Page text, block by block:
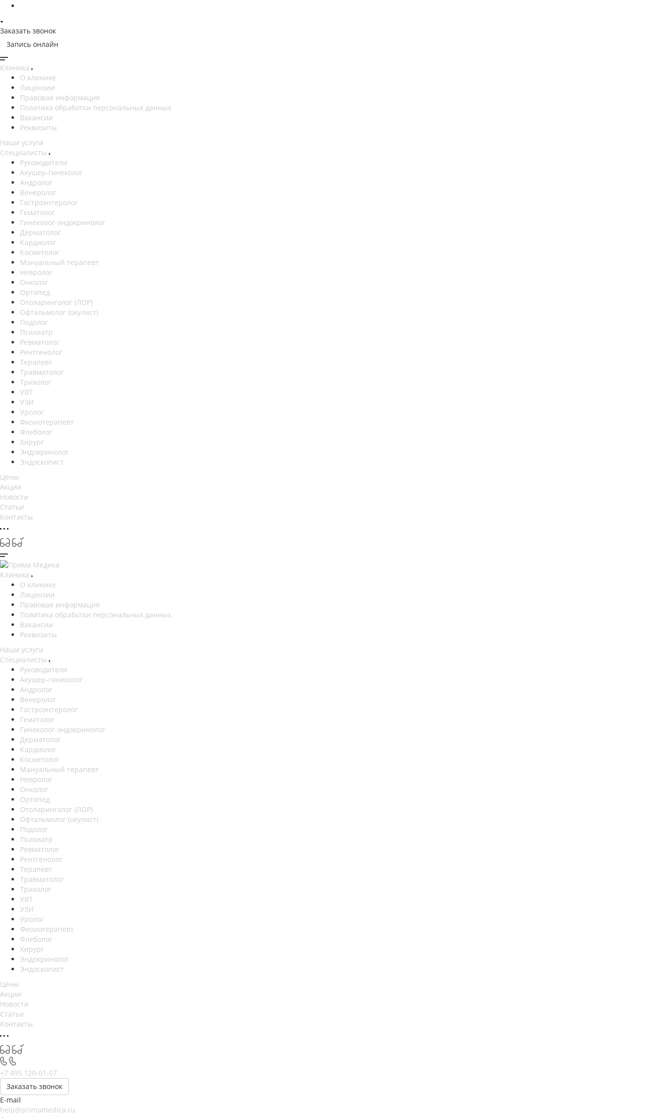
Заказать звонок
Запись онлайн
Клиника
О клинике
Лицензии
Правовая информация
Политика обработки персональных данных
Вакансии
Реквизиты
Наши услуги
Специалисты
Руководители
Акушер-гинеколог
Андролог
Венеролог
Гастроэнтеролог
Гематолог
Гинеколог-эндокринолог
Дерматолог
Кардиолог
Косметолог
Мануальный терапевт
Невролог
Онколог
Ортопед
Отоларинголог (ЛОР)
Офтальмолог (окулист)
Подолог
Психиатр
Ревматолог
Рентгенолог
Терапевт
Травматолог
Трихолог
УВТ
УЗИ
Уролог
Физиотерапевт
Флеболог
Хирург
Эндокринолог
Эндоскопист
Цены
Акции
Новости
Статьи
Контакты
Клиника
О клинике
Лицензии
Правовая информация
Политика обработки персональных данных
Вакансии
Реквизиты
Наши услуги
Специалисты
Руководители
Акушер-гинеколог
Андролог
Венеролог
Гастроэнтеролог
Гематолог
Гинеколог-эндокринолог
Дерматолог
Кардиолог
Косметолог
Мануальный терапевт
Невролог
Онколог
Ортопед
Отоларинголог (ЛОР)
Офтальмолог (окулист)
Подолог
Психиатр
Ревматолог
Рентгенолог
Терапевт
Травматолог
Трихолог
УВТ
УЗИ
Уролог
Физиотерапевт
Флеболог
Хирург
Эндокринолог
Эндоскопист
Цены
Акции
Новости
Статьи
Контакты
+7 495 120-01-07
Заказать звонок
E-mail
help@primamedica.ru